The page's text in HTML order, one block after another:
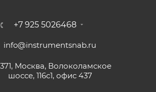
+7 925 5026468
info@instrumentsnab.ru
Москва, Волоколамское
шоссе, 116с1, офис 437